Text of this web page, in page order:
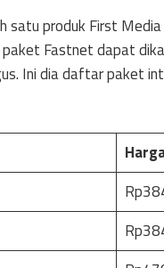
satu produk First
Fastnet dapat
Ini dia daftar paket